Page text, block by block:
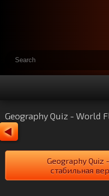
Geography Quiz - World
Geography
стабильная